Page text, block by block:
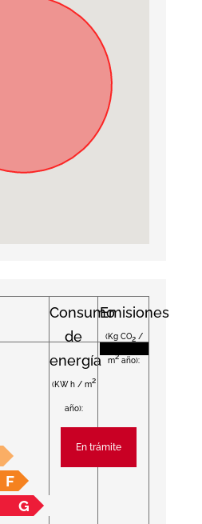
Consumo
de
energía
(KW h / m2
año):
Emisiones
(Kg CO2/
m2 año):
F
G
En trámite